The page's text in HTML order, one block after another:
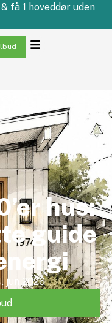
få 1 hoveddør uden
hus:
guide
jun 2026